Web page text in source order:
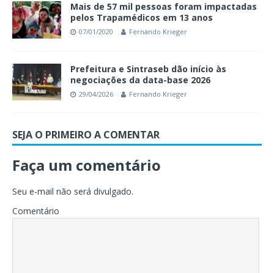
Mais de 57 mil pessoas foram impactadas
pelos Trapamédicos em 13 anos
07/01/2020 Fernando Krieger
Prefeitura e Sintraseb dão início às
negociações da data-base 2026
29/04/2026 Fernando Krieger
SEJA O PRIMEIRO A COMENTAR
Faça um comentário
Seu e-mail não será divulgado.
Comentário